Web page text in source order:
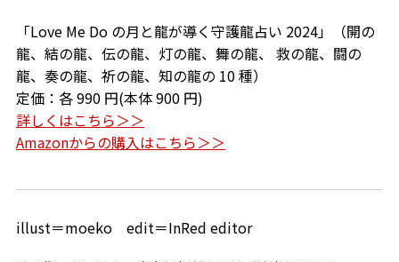
「Love Me Do の月と龍が導く守護龍占い 2024」（開の
龍、結の龍、伝の龍、灯の龍、舞の龍、 救の龍、闘の
龍、奏の龍、祈の龍、知の龍の 10 種）
定価：各 990 円(本体 900 円)
詳しくはこちら＞＞
Amazonからの購入はこちら＞＞
illust＝moeko edit＝InRed editor